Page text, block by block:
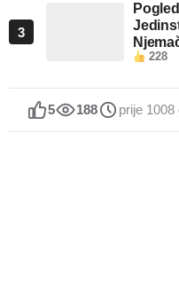
3
228
5 188 prije 1008